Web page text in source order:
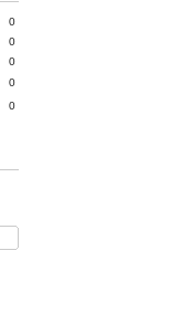
0
0
0
0
0